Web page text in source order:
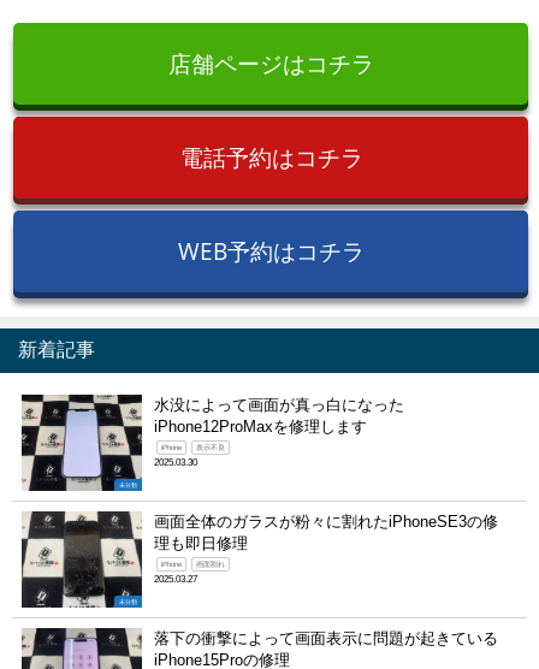
店舗ページはコチラ
電話予約はコチラ
WEB予約はコチラ
新着記事
未分類
水没によって画面が真っ白になった
iPhone12ProMaxを修理します
iPhone 表示不良
2025.03.30
未分類
画面全体のガラスが粉々に割れたiPhoneSE3の修
理も即日修理
iPhone 画面割れ
2025.03.27
落下の衝撃によって画面表示に問題が起きている
iPhone15Proの修理